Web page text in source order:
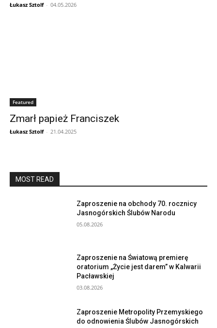
Łukasz Sztolf - 04.05.2026
Featured
Zmarł papież Franciszek
Łukasz Sztolf - 21.04.2025
MOST READ
Zaproszenie na obchody 70. rocznicy
Jasnogórskich Ślubów Narodu
05.08.2026
Zaproszenie na Światową premierę
oratorium „Życie jest darem” w Kalwarii
Pacławskiej
03.08.2026
Zaproszenie Metropolity Przemyskiego
do odnowienia Ślubów Jasnogórskich